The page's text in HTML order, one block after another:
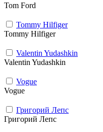
Tom Ford
Tommy Hilfiger
Tommy Hilfiger
Valentin Yudashkin
Valentin Yudashkin
Vogue
Vogue
Григорий Лепс
Григорий Лепс